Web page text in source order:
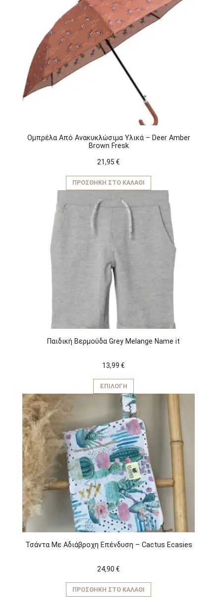
Ομπρέλα Aπό Aνακυκλώσιμα Yλικά – Deer Amber
Brown Fresk
21,95 €
ΠΡΟΣΘΉΚΗ ΣΤΟ ΚΑΛΆΘΙ
Παιδική Βερμούδα Grey Melange Name it
13,99 €
ΕΠΙΛΟΓΉ
Αυτό
προϊόν
έχει
πολλαπλές
παραλλαγές.
Οι
επιλογές
μπορούν
να
επιλεγούν
στη
σελίδα
του
προϊόντος
Τσάντα Με Αδιάβροχη Επένδυση – Cactus Ecasies
24,90 €
ΠΡΟΣΘΉΚΗ ΣΤΟ ΚΑΛΆΘΙ